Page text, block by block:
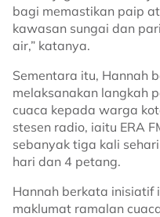
bagi memastikan paip
kawasan sungai dan
air,” katanya.
Sementara itu, Hannah
melaksanakan langkah
cuaca kepada warga
stesen radio, iaitu ERA
sebanyak tiga kali
hari dan 4 petang.
Hannah berkata inisiatif
maklumat ramalan